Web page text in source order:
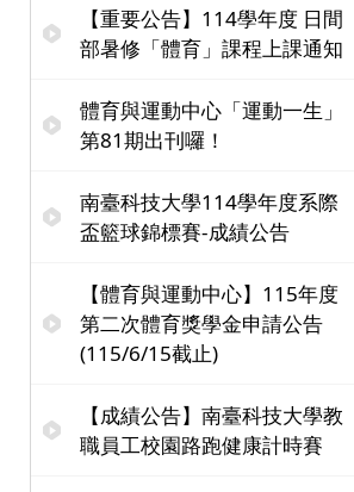
【重要公告】114學年度 日間
部暑修「體育」課程上課通知
體育與運動中心「運動一生」
第81期出刊囉！
南臺科技大學114學年度系際
盃籃球錦標賽-成績公告
【體育與運動中心】115年度
第二次體育獎學金申請公告
(115/6/15截止)
【成績公告】南臺科技大學教
職員工校園路跑健康計時賽